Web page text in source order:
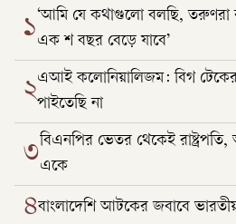
১‘আমি যে কথাগুলো বলছি, তরুণরা
এক শ বছর বেড়ে যাবে’
২এআই কলোনিয়ালিজম: বিগ টেকের
পাইতেছি না
৩বিএনপির ভেতর থেকেই
একে
৪বাংলাদেশি আটকের জবাবে